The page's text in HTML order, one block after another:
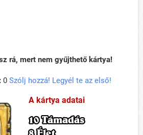
rá, mert nem gyűjthető kártya!
0 Szólj hozzá! Legyél te az első!
A kártya adatai
10 Támadás
8 Élet